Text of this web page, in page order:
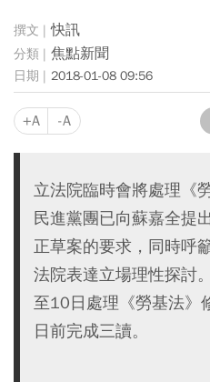
快訊
焦點新聞
2018-01-08 09:56
+A -A
立法院臨時會將處理《
民進黨團已向蘇嘉全提
正草案的要求，同時呼
法院表達立場理性探討
至10日處理《勞基法》
日前完成三讀。